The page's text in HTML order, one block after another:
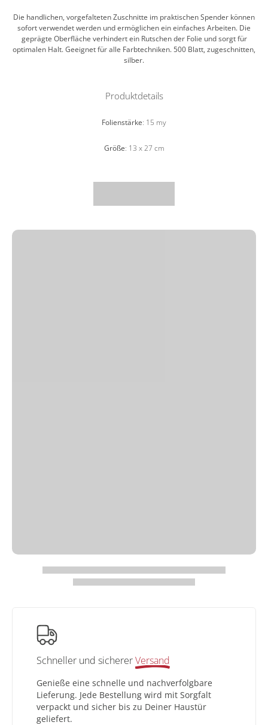
Die handlichen, vorgefalteten Zuschnitte im praktischen Spender können
sofort verwendet werden und ermöglichen ein einfaches Arbeiten. Die
geprägte Oberfläche verhindert ein Rutschen der Folie und sorgt für
optimalen Halt. Geeignet für alle Farbtechniken. 500 Blatt, zugeschnitten,
silber.
Produktdetails
Folienstärke: 15 my
Größe: 13 x 27 cm
Schneller und sichererVersand
Genieße eine schnelle und nachverfolgbare
Lieferung. Jede Bestellung wird mit Sorgfalt
verpackt und sicher bis zu Deiner Haustür
geliefert.